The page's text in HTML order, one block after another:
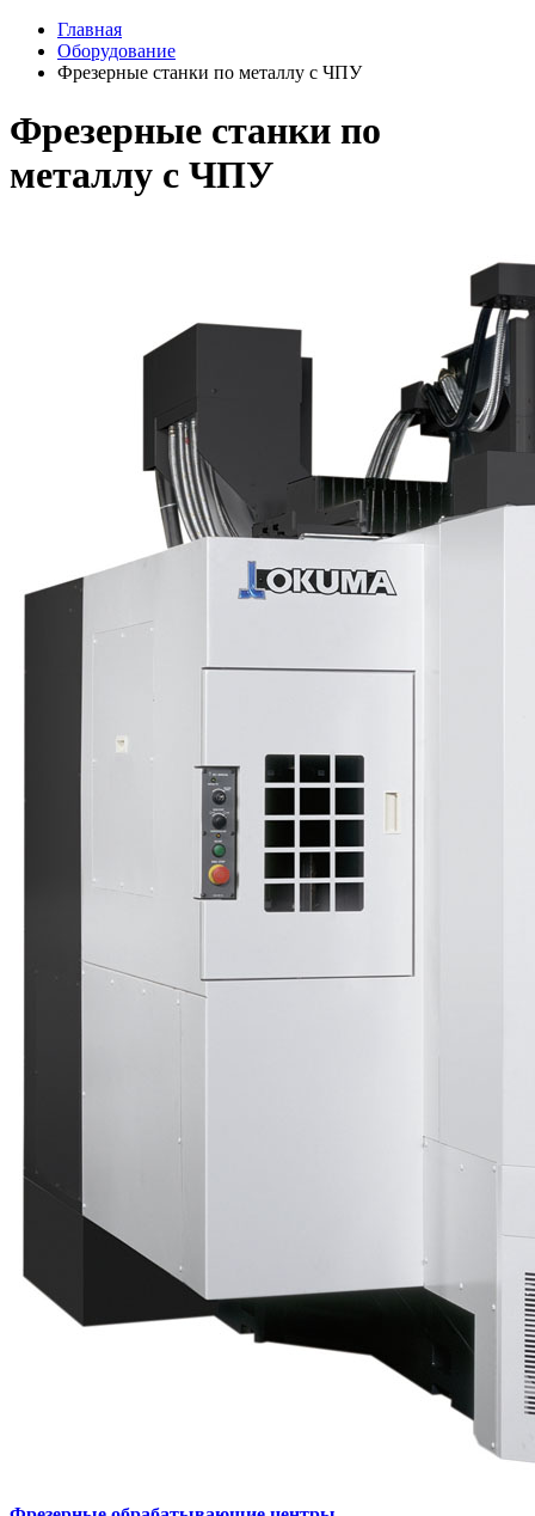
Главная
Оборудование
Фрезерные станки по металлу с ЧПУ
Фрезерные станки по
металлу с ЧПУ